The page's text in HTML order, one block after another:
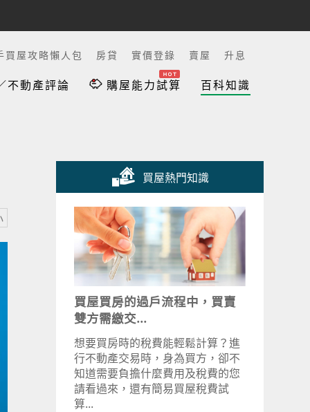
買屋攻略懶人包 房貸 實價登錄 賣屋 升息
不動產評論 購屋能力試算 百科知識
買屋熱門知識
買屋買房的過戶流程中，買賣
雙方需繳交...
想要買房時的稅費能輕鬆計算？進
行不動產交易時，身為買方，卻不
知道需要負擔什麼費用及稅費的您
請看過來，還有簡易買屋稅費試
算...